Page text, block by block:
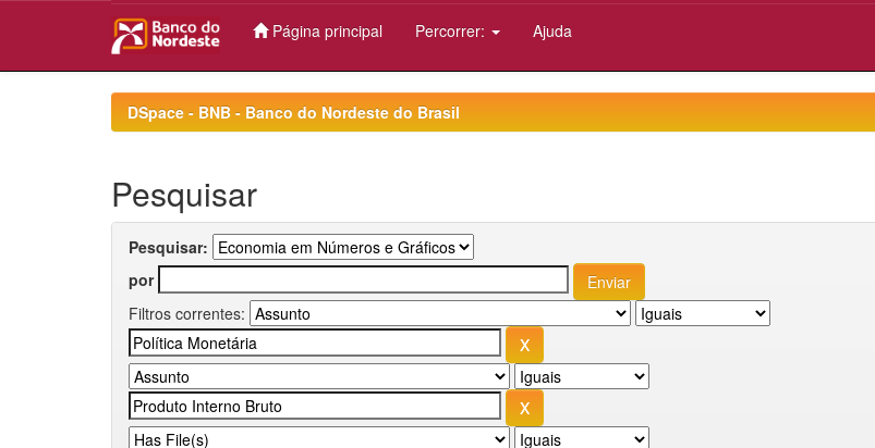
Página principal Percorrer: Ajuda
DSpace - BNB - Banco do Nordeste do Brasil
Pesquisar
Pesquisar:
por
Filtros correntes: